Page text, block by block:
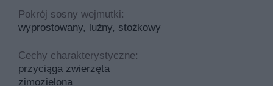
uprawiana w pojemnikach.
Sosna wejmutka ‘Tiny Curls’ –
nadające roślinie puszystości. Wejmutka dobrze
podłoże o lekko kwaśnym odczynie pH, suche i
Sosna wejmutka ‘Radiata’ nana –
Pokrój sosny wejmutki:
wyprostowany, luźny, stożkowy
Cechy charakterystyczne:
przyciąga zwierzęta
zimozielona